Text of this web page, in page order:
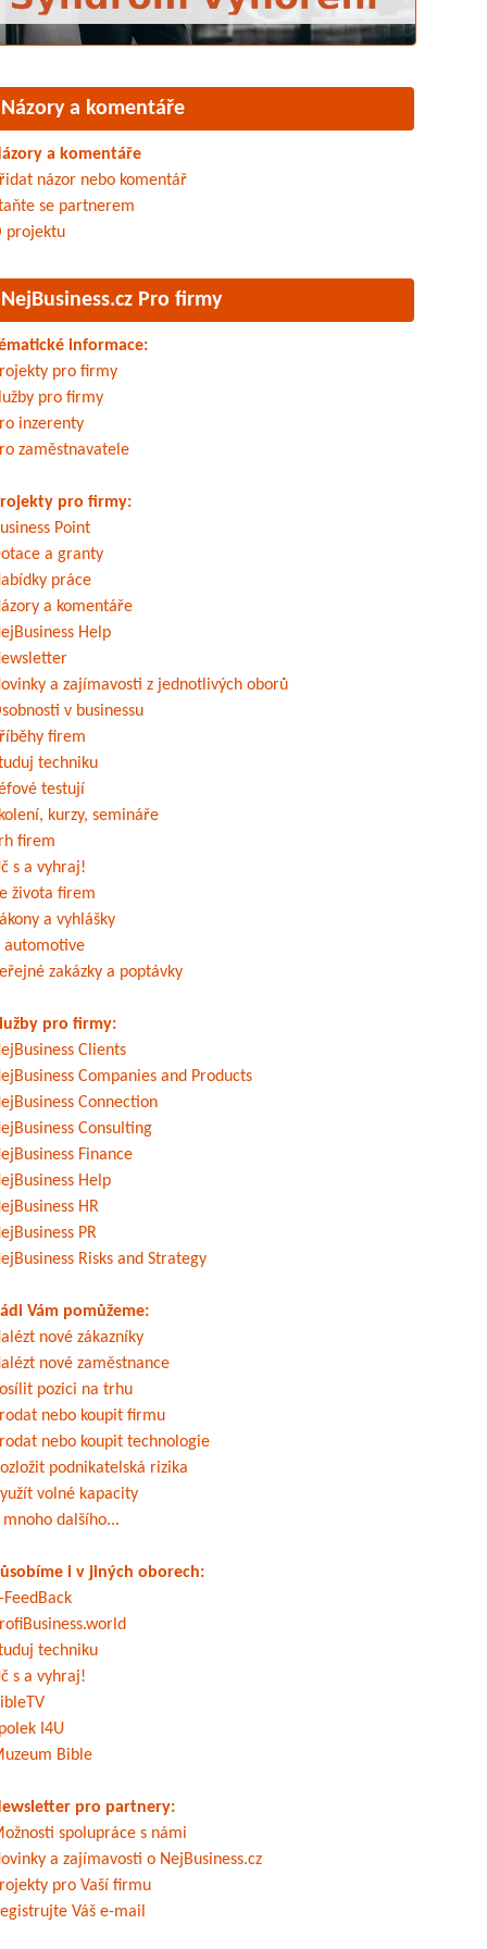
Názory a komentáře
a komentáře
názor nebo komentář
se partnerem
projektu
NejBusiness.cz Pro firmy
informace:
pro firmy
pro firmy
inzerenty
zaměstnavatele
pro firmy:
Point
a granty
práce
a komentáře
Help
a zajímavosti z jednotlivých oborů
v businessu
firem
techniku
testují
kurzy, semináře
firem
s a vyhraj!
života firem
a vyhlášky
automotive
zakázky a poptávky
pro firmy:
Clients
Companies and Products
Connection
Consulting
Finance
Help
HR
PR
Risks and Strategy
Vám pomůžeme:
nové zákazníky
nové zaměstnance
pozici na trhu
nebo koupit firmu
nebo koupit technologie
podnikatelská rizika
volné kapacity
mnoho dalšího...
i v jiných oborech:
FeedBack
techniku
s a vyhraj!
I4U
Bible
pro partnery:
spolupráce s námi
a zajímavosti o NejBusiness.cz
pro Vaší firmu
Váš e-mail